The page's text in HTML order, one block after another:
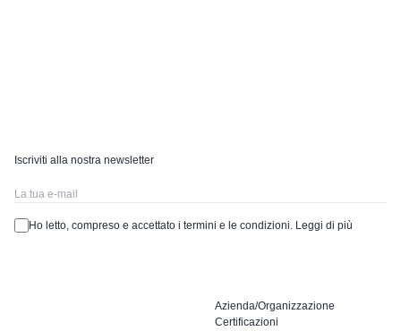
Azienda/Organizzazione
Certificazioni
Iscriviti alla nostra newsletter
Ho letto, compreso e accettato i termini e le condizioni. Leggi di più